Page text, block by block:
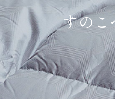
すのこ
お知らせ一覧
睡眠コラム
お客様の声
各種お問い合わせ